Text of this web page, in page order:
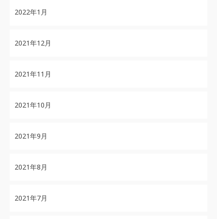
2022年1月
2021年12月
2021年11月
2021年10月
2021年9月
2021年8月
2021年7月